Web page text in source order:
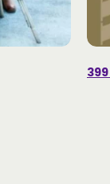
399